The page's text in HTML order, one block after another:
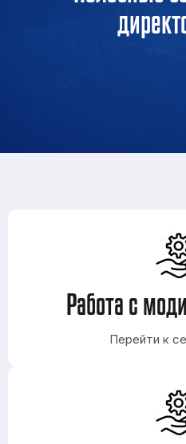
Работа с
Перейти к